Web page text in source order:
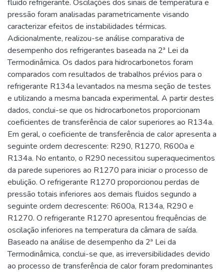
fluido refrigerante. Oscilações dos sinais de temperatura e
pressão foram analisadas parametricamente visando
caracterizar efeitos de instabilidades térmicas.
Adicionalmente, realizou-se análise comparativa de
desempenho dos refrigerantes baseada na 2ª Lei da
Termodinâmica. Os dados para hidrocarbonetos foram
comparados com resultados de trabalhos prévios para o
refrigerante R134a levantados na mesma seção de testes
e utilizando a mesma bancada experimental. A partir destes
dados, conclui-se que os hidrocarbonetos proporcionam
coeficientes de transferência de calor superiores ao R134a.
Em geral, o coeficiente de transferência de calor apresenta a
seguinte ordem decrescente: R290, R1270, R600a e
R134a. No entanto, o R290 necessitou superaquecimentos
da parede superiores ao R1270 para iniciar o processo de
ebulição. O refrigerante R1270 proporcionou perdas de
pressão totais inferiores aos demais fluidos segundo a
seguinte ordem decrescente: R600a, R134a, R290 e
R1270. O refrigerante R1270 apresentou frequências de
oscilação inferiores na temperatura da câmara de saída.
Baseado na análise de desempenho da 2ª Lei da
Termodinâmica, conclui-se que, as irreversibilidades devido
ao processo de transferência de calor foram predominantes